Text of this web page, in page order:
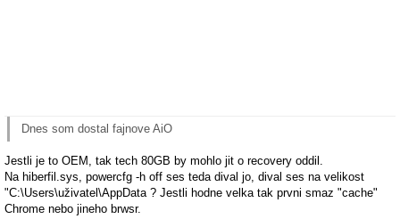
Dnes som dostal fajnove AiO
Jestli je to OEM, tak tech 80GB by mohlo jit o recovery oddil.
Na hiberfil.sys, powercfg -h off ses teda dival jo, dival ses na velikost
"C:\Users\uživatel\AppData ? Jestli hodne velka tak prvni smaz "cache"
Chrome nebo jineho brwsr.